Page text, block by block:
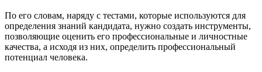
По его словам, наряду с тестами, которые используются для
определения знаний кандидата, нужно создать инструменты,
позволяющие оценить его профессиональные и личностные
качества, а исходя из них, определить профессиональный
потенциал человека.